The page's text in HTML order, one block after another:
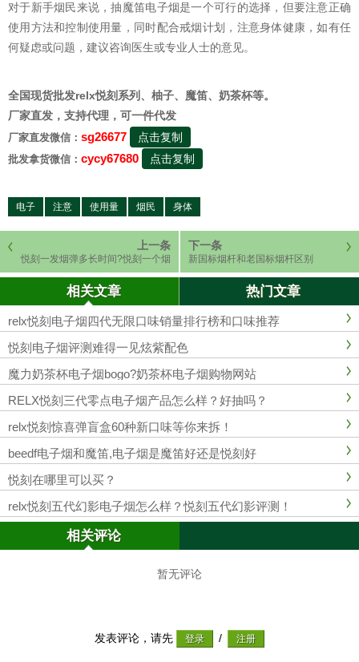
对于新手烟民来说，抽魔笛电子烟是一个可行的选择，但要注意正确
使用方法和控制使用量，同时配合戒烟计划，注意身体健康，如有任
何疑虑或问题，建议咨询医生或专业人士的意见。
全国现货批发relx悦刻系列、柚子、魔笛、奶茶杯等。
厂家直发，支持代理，可一件代发
厂家直发微信： sg26677 点击复制
批发拿货微信： cycy67680 点击复制
电子 注意 使用量 烟民 身体
上一条
悦刻一发烟弹多长时间?悦刻一个烟
弹多长时间
下一条
新国标烟杆和老国标烟杆区别
相关文章 热门文章
relx悦刻电子烟四代无限口味销量排行榜和口味推荐
悦刻电子烟评测难得一见炫紫配色
魔力奶茶杯电子烟bogo?奶茶杯电子烟购物网站
RELX悦刻三代零点电子烟产品怎么样？好抽吗？
relx悦刻惊喜弹盲盒60种新口味等你来拆！
beedf电子烟和魔笛,电子烟是魔笛好还是悦刻好
悦刻在哪里可以买？
relx悦刻五代幻影电子烟怎么样？悦刻五代幻影评测！
相关评论
暂无评论
发表评论，请先 /